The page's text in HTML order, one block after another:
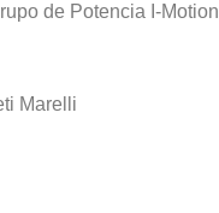
de Potencia I-Motion
Marelli